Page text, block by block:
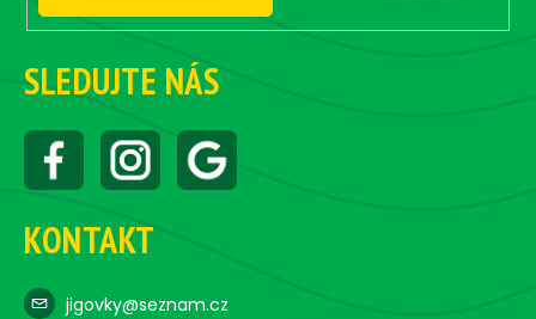
ý
SLEDUJTE NÁS
KONTAKT
jigovky@seznam.cz